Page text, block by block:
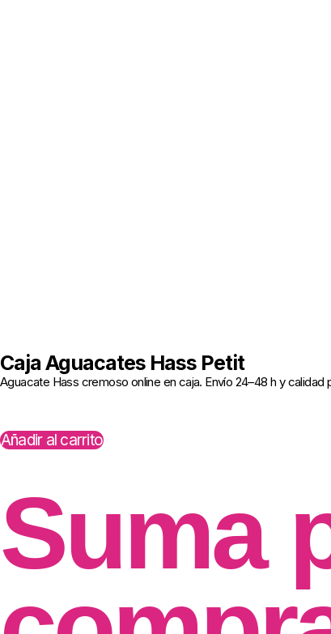
Caja Aguacates Hass Petit
Aguacate Hass cremoso online en caja. Envío 24–48 h y calidad
Añadir al carrito
Suma